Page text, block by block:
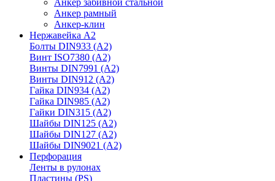
Анкер забивной стальной
Анкер рамный
Анкер-клин
Нержавейка А2
Болты DIN933 (A2)
Винт ISO7380 (A2)
Винты DIN7991 (A2)
Винты DIN912 (A2)
Гайка DIN934 (A2)
Гайка DIN985 (A2)
Гайки DIN315 (A2)
Шайбы DIN125 (A2)
Шайбы DIN127 (A2)
Шайбы DIN9021 (A2)
Перфорация
Ленты в рулонах
Пластины (PS)